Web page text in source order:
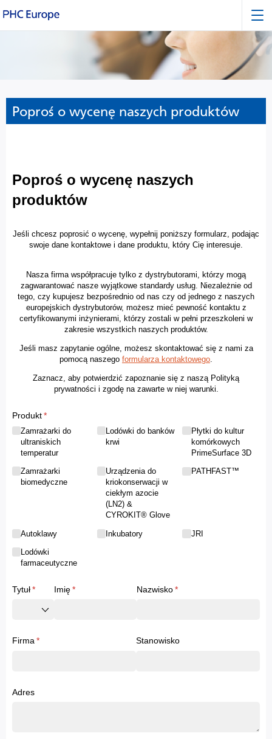
Poproś o wycenę naszych produktów